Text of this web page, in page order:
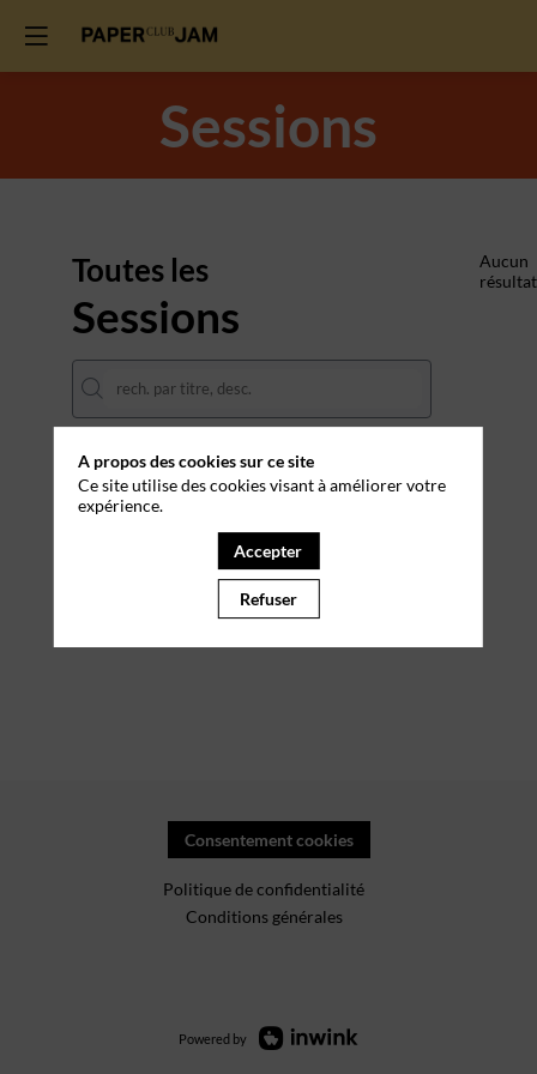
Sessions
Toutes les
Sessions
DATES
THÈMATIQUES
Effacer tous les filtres
Aucun
résultat
Consentement cookies
Politique de confidentialité
Conditions générales
Powered by
A propos des cookies sur ce site
Ce site utilise des cookies visant à améliorer votre
expérience.
Accepter
Refuser